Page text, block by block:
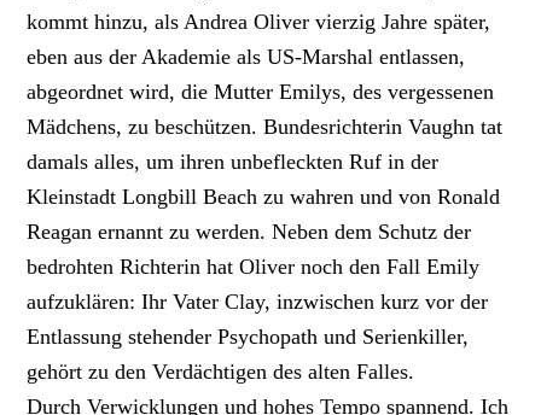
kommt hinzu, als Andrea Oliver vierzig Jahre später,
eben aus der Akademie als US-Marshal entlassen,
abgeordnet wird, die Mutter Emilys, des vergessenen
Mädchens, zu beschützen. Bundesrichterin Vaughn tat
damals alles, um ihren unbefleckten Ruf in der
Kleinstadt Longbill Beach zu wahren und von Ronald
Reagan ernannt zu werden. Neben dem Schutz der
bedrohten Richterin hat Oliver noch den Fall Emily
aufzuklären: Ihr Vater Clay, inzwischen kurz vor der
Entlassung stehender Psychopath und Serienkiller,
gehört zu den Verdächtigen des alten Falles.
Durch Verwicklungen und hohes Tempo spannend. Ich